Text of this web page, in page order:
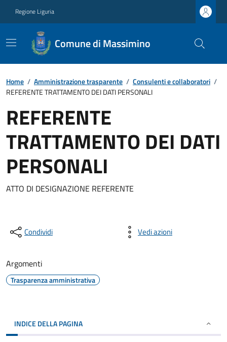
Regione Liguria
Comune di Massimino
Home / Amministrazione trasparente / Consulenti e collaboratori /
REFERENTE TRATTAMENTO DEI DATI PERSONALI
REFERENTE
TRATTAMENTO DEI DATI
PERSONALI
ATTO DI DESIGNAZIONE REFERENTE
Condividi Vedi azioni
Argomenti
Trasparenza amministrativa
INDICE DELLA PAGINA